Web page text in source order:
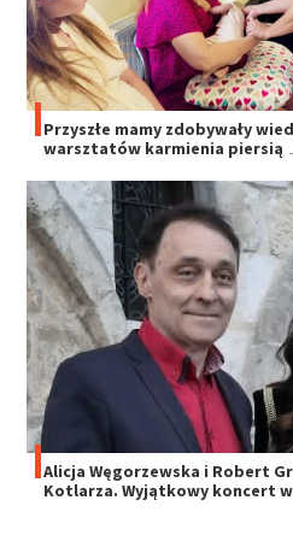
Przyszłe mamy zdobywały
warsztatów karmienia piersią
Alicja Węgorzewska i Robert
Kotlarza. Wyjątkowy koncert w